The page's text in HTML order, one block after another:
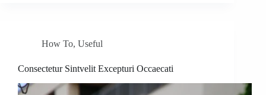
How To, Useful
Consectetur Sintvelit Excepturi Occaecati